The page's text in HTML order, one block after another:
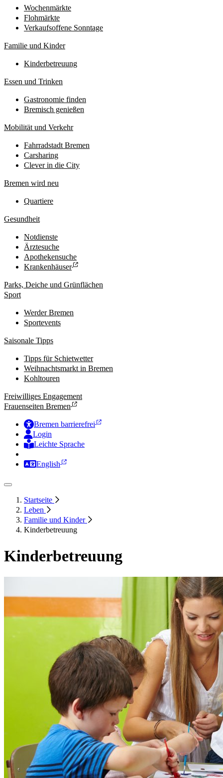
Wochenmärkte
Flohmärkte
Verkaufsoffene Sonntage
Familie und Kinder
Kinderbetreuung
Essen und Trinken
Gastronomie finden
Bremisch genießen
Mobilität und Verkehr
Fahrradstadt Bremen
Carsharing
Clever in die City
Bremen wird neu
Quartiere
Gesundheit
Notdienste
Ärztesuche
Apothekensuche
Krankenhäuser
Parks, Deiche und Grünflächen
Sport
Werder Bremen
Sportevents
Saisonale Tipps
Tipps für Schietwetter
Weihnachtsmarkt in Bremen
Kohltouren
Freiwilliges Engagement
Frauenseiten Bremen
Bremen barrierefrei
Login
Leichte Sprache
English
Startseite
Leben
Familie und Kinder
Kinderbetreuung
Kinderbetreuung